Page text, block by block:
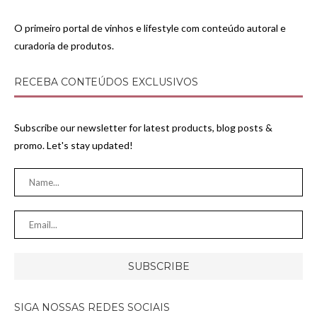
O primeiro portal de vinhos e lifestyle com conteúdo autoral e
curadoria de produtos.
RECEBA CONTEÚDOS EXCLUSIVOS
Subscribe our newsletter for latest products, blog posts &
promo. Let's stay updated!
SIGA NOSSAS REDES SOCIAIS